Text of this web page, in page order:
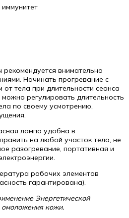
внимательно
Начинать прогревание с
от тела при длительности сеанса
регулировать длительность
по своему усмотрению,
лампа удобна в
на любой участок тела, не
разогревание, портативная и
рабочих элементов
гарантирована).
Энергетической
кожи.